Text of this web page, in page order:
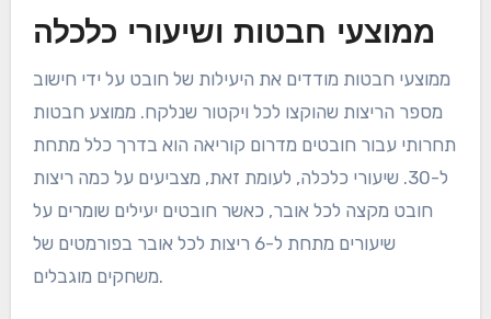
ממוצעי חבטות ושיעורי כלכלה
ממוצעי חבטות מודדים את היעילות של חובט על ידי חישוב
מספר הריצות שהוקצו לכל ויקטור שנלקח. ממוצע חבטות
תחרותי עבור חובטים מדרום קוריאה הוא בדרך כלל מתחת
ל-30. שיעורי כלכלה, לעומת זאת, מצביעים על כמה ריצות
חובט מקצה לכל אובר, כאשר חובטים יעילים שומרים על
שיעורים מתחת ל-6 ריצות לכל אובר בפורמטים של
משחקים מוגבלים.